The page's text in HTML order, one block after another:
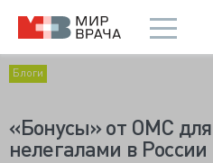
Блоги
«Бонусы» от ОМС
нелегалами в России